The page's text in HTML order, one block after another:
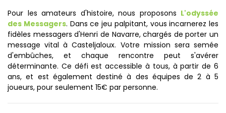
Pour les amateurs d'histoire, nous proposons L'odyssée
des Messagers. Dans ce jeu palpitant, vous incarnerez les
fidèles messagers d'Henri de Navarre, chargés de porter un
message vital à Casteljaloux. Votre mission sera semée
d'embûches, et chaque rencontre peut s'avérer
déterminante. Ce défi est accessible à tous, à partir de 6
ans, et est également destiné à des équipes de 2 à 5
joueurs, pour seulement 15€ par personne.